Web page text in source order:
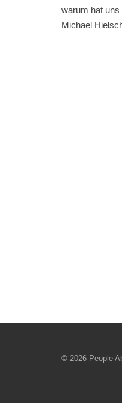
warum hat
Michael
© 2026 People